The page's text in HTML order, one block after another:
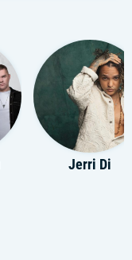
Jerri Di